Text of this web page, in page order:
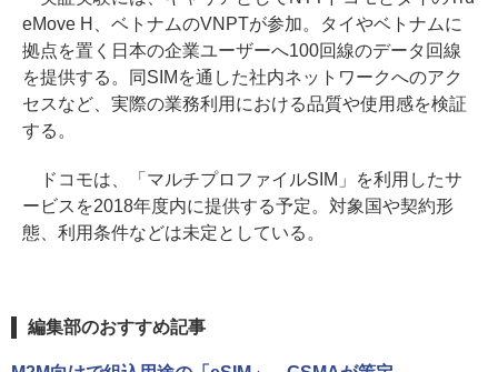
eMove H、ベトナムのVNPTが参加。タイやベトナムに
拠点を置く日本の企業ユーザーへ100回線のデータ回線
を提供する。同SIMを通した社内ネットワークへのアク
セスなど、実際の業務利用における品質や使用感を検証
する。
ドコモは、「マルチプロファイルSIM」を利用したサ
ービスを2018年度内に提供する予定。対象国や契約形
態、利用条件などは未定としている。
編集部のおすすめ記事